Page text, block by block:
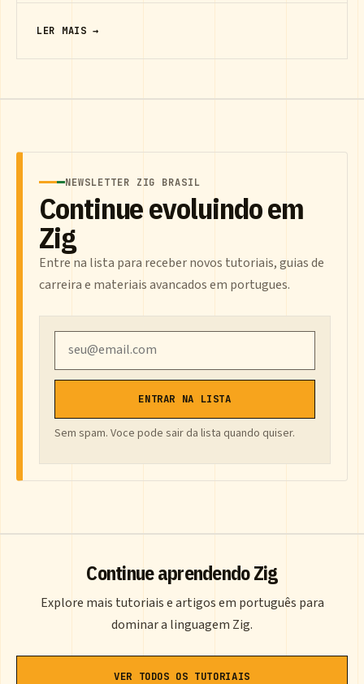
LER MAIS →
NEWSLETTER ZIG BRASIL
Continue evoluindo em
Zig
Entre na lista para receber novos tutoriais, guias de
carreira e materiais avancados em portugues.
ENTRAR NA LISTA
Sem spam. Voce pode sair da lista quando quiser.
Continue aprendendo Zig
Explore mais tutoriais e artigos em português para
dominar a linguagem Zig.
VER TODOS OS TUTORIAIS